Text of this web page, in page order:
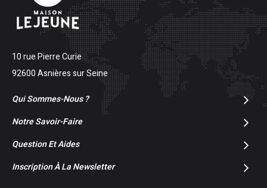
10 rue Pierre Curie
92600 Asnières sur Seine
Qui Sommes-Nous ?
Notre Savoir-Faire
Question Et Aides
Inscription À La Newsletter